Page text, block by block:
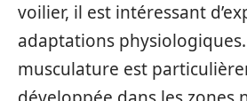
voilier, il est intéressant
adaptations
musculature est